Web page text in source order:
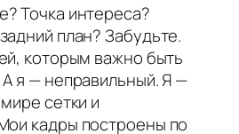
Точка интереса?
план? Забудьте.
которым важно быть
я — неправильный. Я —
сетки и
кадры построены по